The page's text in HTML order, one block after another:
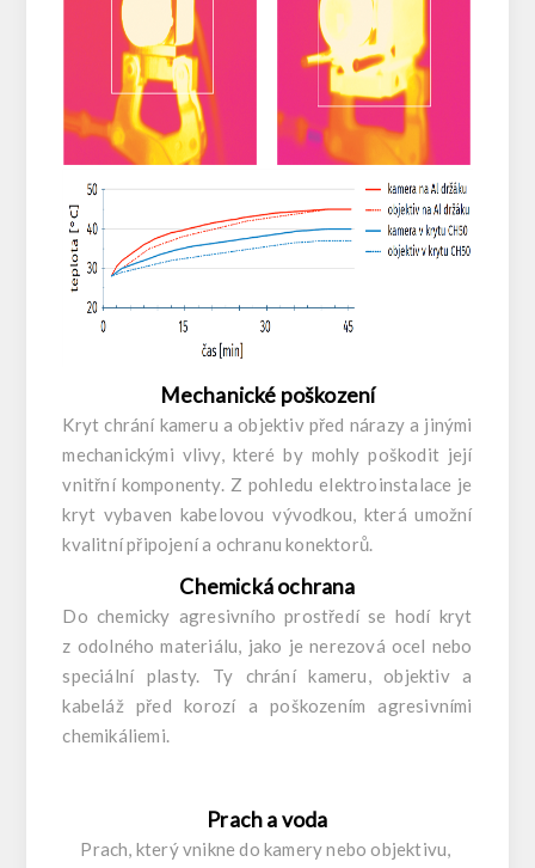
Mechanické poškození
Kryt chrání kameru a objektiv před nárazy a jinými
mechanickými vlivy, které by mohly poškodit její
vnitřní komponenty. Z pohledu elektroinstalace je
kryt vybaven kabelovou vývodkou, která umožní
kvalitní připojení a ochranu konektorů.
Chemická ochrana
Do chemicky agresivního prostředí se hodí kryt
z odolného materiálu, jako je nerezová ocel nebo
speciální plasty. Ty chrání kameru, objektiv a
kabeláž před korozí a poškozením agresivními
chemikáliemi.
Prach a voda
Prach, který vnikne do kamery nebo objektivu,